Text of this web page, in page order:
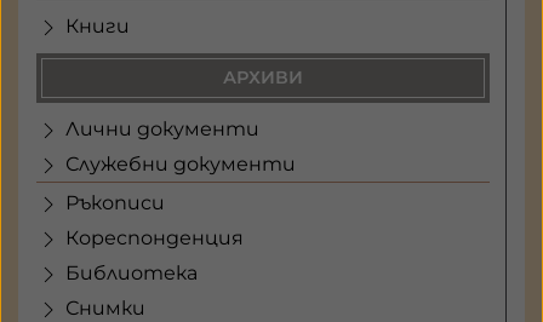
Книги
АРХИВИ
Лични документи
Служебни документи
Ръкописи
Кореспонденция
Библиотека
Снимки